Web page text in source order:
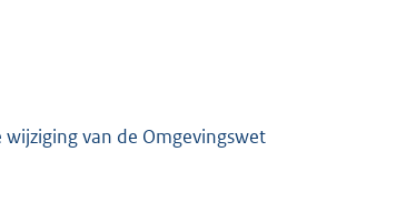
van de Omgevingswet